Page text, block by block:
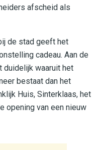
afscheid als
de stad geeft het
cadeau. Aan de
duidelijk waaruit het
bestaat dan het
Huis, Sinterklaas, het
opening van een nieuw